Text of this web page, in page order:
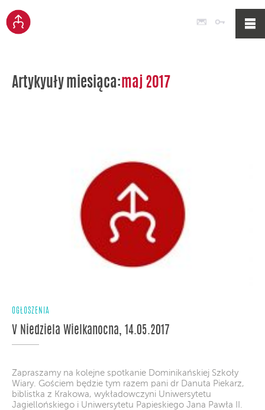
Poczta
Artykyuły miesiąca: maj 2017
OGŁOSZENIA
V Niedziela Wielkanocna, 14.05.2017
Zapraszamy na kolejne spotkanie Dominikańskiej Szkoły
Wiary. Gościem będzie tym razem pani dr Danuta Piekarz,
biblistka z Krakowa, wykładowczyni Uniwersytetu
Jagiellońskiego i Uniwersytetu Papieskiego Jana Pawła II.